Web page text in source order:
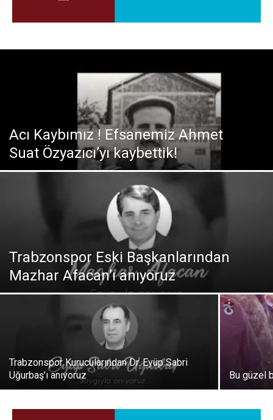
Acı Kaybımız ! Efsanemiz Ahmet
Suat Özyazıcı’yı kaybettik!
Trabzonspor Eski Başkanlarından
Mazhar Afacan’ı anıyoruz
Trabzonspor Kurucularından Dr. Eyüp Sabri
Uğurbaş’ı anıyoruz
Bu güzel